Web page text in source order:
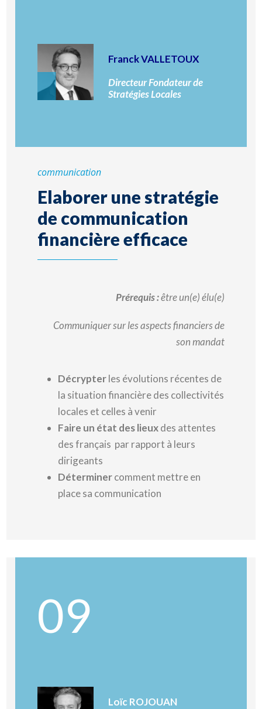
Franck VALLETOUX
Directeur Fondateur de
Stratégies Locales
communication
Elaborer une stratégie
de communication
financière efficace
Prérequis :être un(e) élu(e)
Communiquer sur les aspects financiers de
son mandat
Décrypterles évolutions récentes de
la situation financière des collectivités
locales et celles à venir
Faire un état des lieuxdes attentes
des français par rapport à leurs
dirigeants
Déterminercomment mettre en
place sa communication
09
Loïc ROJOUAN